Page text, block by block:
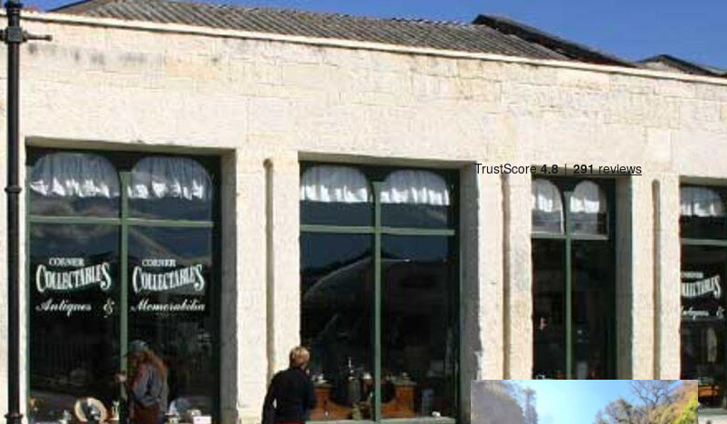
Stuur een e-mail
Offerte aanvragen
Inspiratie nodig?